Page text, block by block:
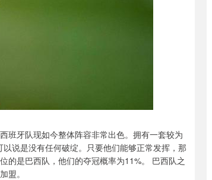
班牙队现如今整体阵容非常出色。拥有一套较为
说是没有任何破绽。只要他们能够正常发挥，那
的是巴西队，他们的夺冠概率为11%。 巴西队之
盟。